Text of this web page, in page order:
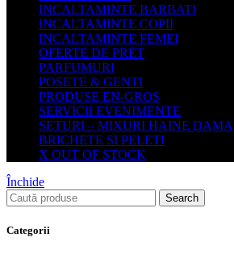
INCALTAMINTE BARBATI
INCALTAMINTE COPII
INCALTAMINTE FEMEI
OFERTE DE PRET
PARFUMURI
POSETE & GENTI
PRODUSE EN-GROS
SERVICII EVENIMENTE
SETURI – MIXURI HAINE DAMA
BRICHETE SI PELETI
X OUT OF STOCK
Închide
Search
Categorii